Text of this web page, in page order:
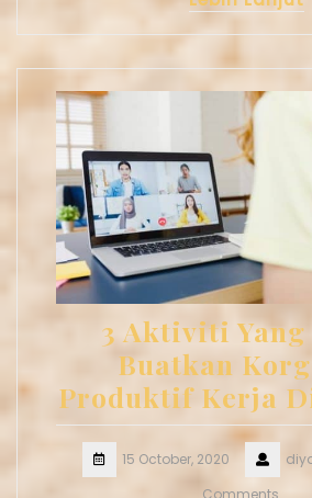
3 Aktiviti Yang
Buatkan
Produktif Kerja
15 October, 2020